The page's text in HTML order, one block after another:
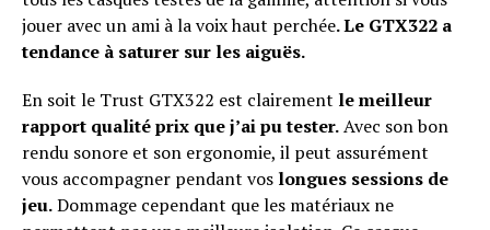
jouer avec un ami à la voix haut perchée. Le GTX322 a
tendance à saturer sur les aiguës.
En soit le Trust GTX322 est clairement le meilleur
rapport qualité prix que j’ai pu tester.Avec son bon
rendu sonore et son ergonomie, il peut assurément
vous accompagner pendant vos longues sessions de
jeu.Dommage cependant que les matériaux ne